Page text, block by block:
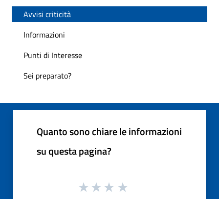
Avvisi criticità
Informazioni
Punti di Interesse
Sei preparato?
Quanto sono chiare le informazioni
su questa pagina?